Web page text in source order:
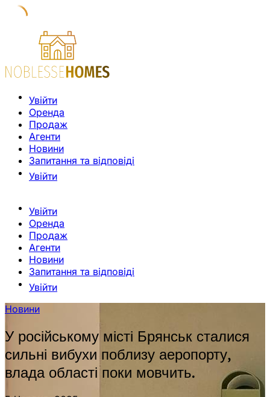
Увійти
Оренда
Продаж
Агенти
Новини
Запитання та відповіді
Увійти
Увійти
Оренда
Продаж
Агенти
Новини
Запитання та відповіді
Увійти
Новини
У російському місті Брянськ сталися
сильні вибухи поблизу аеропорту,
влада області поки мовчить.